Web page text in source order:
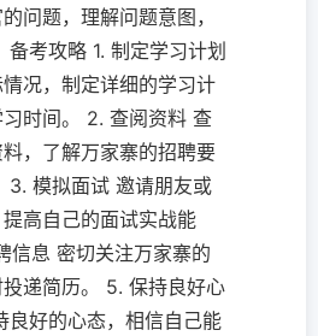
问题，理解问题意图，
考攻略 1. 制定学习计划
况，制定详细的学习计
时间。 2. 查阅资料 查
，了解万家寨的招聘要
3. 模拟面试 邀请朋友或
高自己的面试实战能
信息 密切关注万家寨的
递简历。 5. 保持良好心
良好的心态，相信自己能